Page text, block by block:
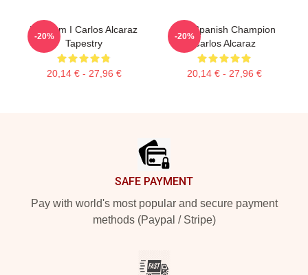
Who Am I Carlos Alcaraz
Tapestry
20,14 € - 27,96 €
-20%
The Spanish Champion
Carlos Alcaraz
20,14 € - 27,96 €
-20%
SAFE PAYMENT
Pay with world's most popular and secure payment
methods (Paypal / Stripe)